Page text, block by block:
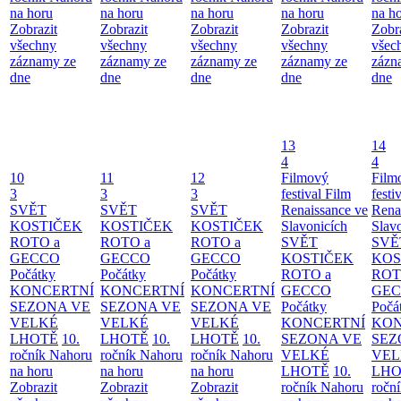
na horu
Zobrazit
všechny
záznamy ze
dne
na horu
Zobrazit
všechny
záznamy ze
dne
na horu
Zobrazit
všechny
záznamy ze
dne
na horu
Zobrazit
všechny
záznamy ze
dne
na
dne
10
3
SVĚT
KOSTIČEK
ROTO a
GECCO
Počátky
KONCERTNÍ
SEZONA VE
VELKÉ
LHOTĚ 10.
ročník Nahoru
na horu
Zobrazit
11
3
SVĚT
KOSTIČEK
ROTO a
GECCO
Počátky
KONCERTNÍ
SEZONA VE
VELKÉ
LHOTĚ 10.
ročník Nahoru
na horu
Zobrazit
12
3
SVĚT
KOSTIČEK
ROTO a
GECCO
Počátky
KONCERTNÍ
SEZONA VE
VELKÉ
LHOTĚ 10.
ročník Nahoru
na horu
Zobrazit
13
4
Filmový
festival Film
Renaissance ve
Slavonicích
SVĚT
KOSTIČEK
ROTO a
GECCO
Počátky
KONCERTNÍ
SEZONA VE
VELKÉ
LHOTĚ 10.
ročník Nahoru
14
4